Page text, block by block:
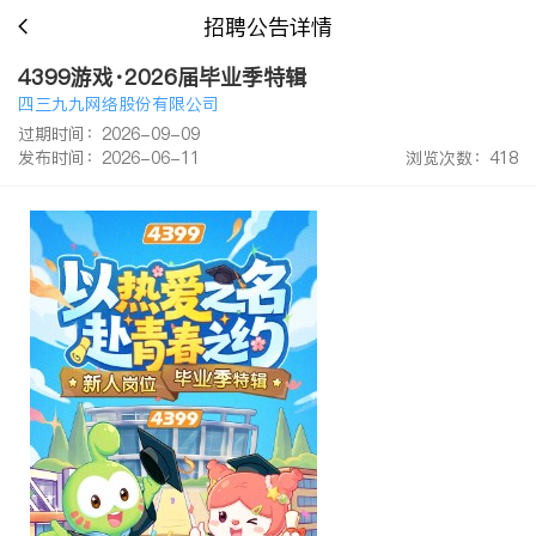
招聘公告详情
4399游戏·2026届毕业季特辑
四三九九网络股份有限公司
过期时间：2026-09-09
发布时间：2026-06-11
浏览次数：418